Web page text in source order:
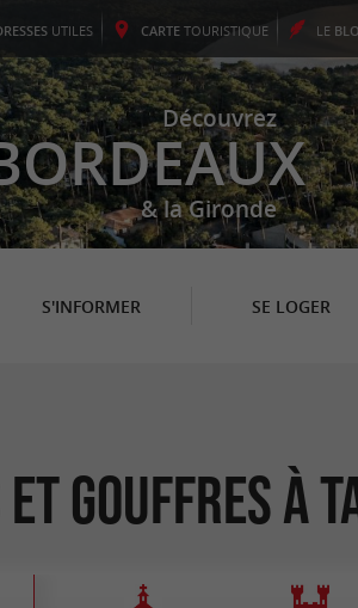
UTILES CARTE TOURISTIQUE LE
Découvrez
& la Gironde
S'INFORMER SE LOGER
Gouffres à